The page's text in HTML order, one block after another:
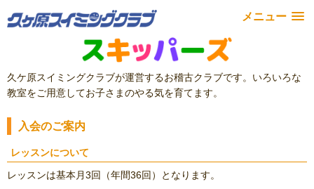
メニュー
久ケ原スイミングクラブが運営するお稽古クラブです。いろいろな
教室をご用意してお子さまのやる気を育てます。
入会のご案内
レッスンについて
レッスンは基本月3回（年間36回）となります。